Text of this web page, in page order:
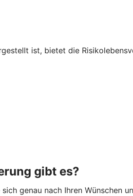
ist, bietet die
gibt es?
genau nach Ihren Wünschen